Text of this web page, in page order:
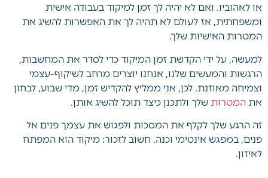
או לאהוביו. ואם לא יהיה לך זמן למיקוד בעבודה אישית
ומשפחתית, אז לעולם לא תהיה לך את האפשרות להשיג את
המטרות האישיות שלך.
למעשה, על ידי הקדשת זמן המיקוד כדי לסדר את המחשבות,
הרגשות והמעשים שלנו, אנחנו יוצרים מרחב לשיקוף-עצמי
וצמיחה מאוזנת. לכן, אני ממליץ להקדיש זמן, מדי שבוע, לבחון
את המטרות שלך ולתכנן כיצד תוכל להשיג אותן.
זה הרגע שלך לקלף את המסכות ולפגוש את עצמך פנים אל
פנים, במפגש אינטימי וכנה. חשוב לזכור: מיקוד הוא המפתח
לאיזון.